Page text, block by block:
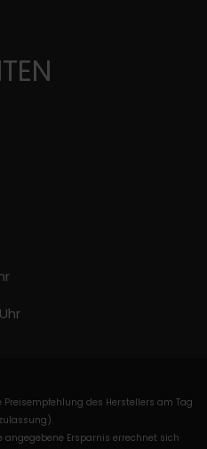
des Herstellers am Tag
angegebene Ersparnis errechnet sich